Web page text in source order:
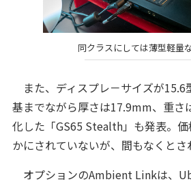
同クラスにしては薄型軽量
また、ディスプレ－サイズが15.6
基までながら厚さは17.9mm、重さ
化した「GS65 Stealth」も発表。
かにされていないが、間もなくとさ
オプションのAmbient Linkは、